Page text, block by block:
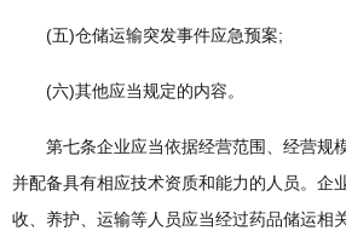
(五)仓储运输突发事件应急预案;
(六)其他应当规定的内容。
第七条企业应当依据经营范围、经营规模
并配备具有相应技术资质和能力的人员。企
收、养护、运输等人员应当经过药品储运相